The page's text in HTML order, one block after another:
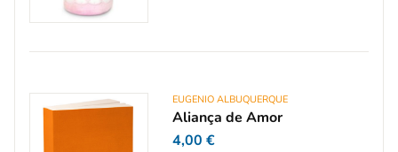
EUGENIO ALBUQUERQUE
Aliança de Amor
4,00 €